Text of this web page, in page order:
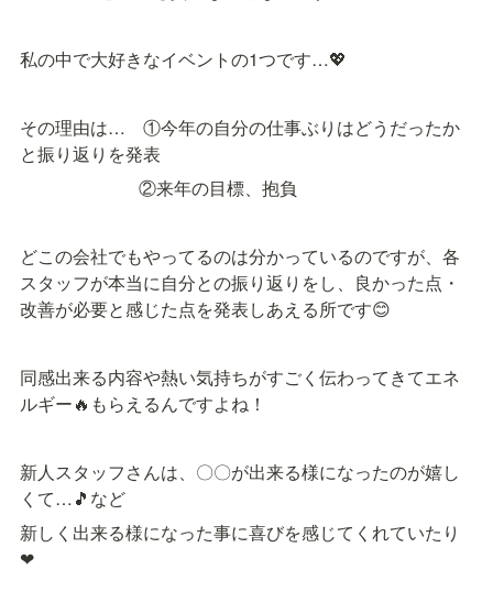
私の中で大好きなイベントの1つです…💖
その理由は…　①今年の自分の仕事ぶりはどうだったか
と振り返りを発表
②来年の目標、抱負
どこの会社でもやってるのは分かっているのですが、各
スタッフが本当に自分との振り返りをし、良かった点・
改善が必要と感じた点を発表しあえる所です😊
同感出来る内容や熱い気持ちがすごく伝わってきてエネ
ルギー🔥もらえるんですよね！
新人スタッフさんは、〇〇が出来る様になったのが嬉し
くて…🎵など
新しく出来る様になった事に喜びを感じてくれていたり
❤